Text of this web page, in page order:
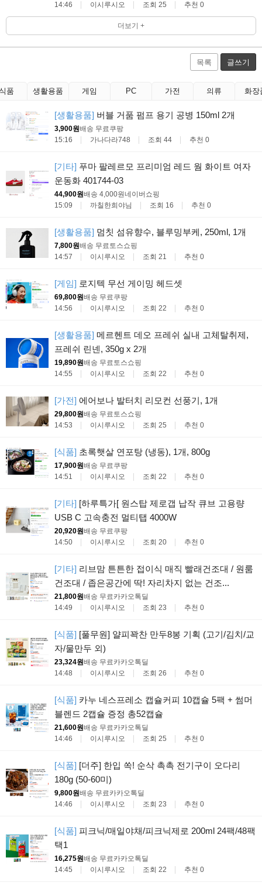
14:46
이시루시오 조회 25 추천 0
더보기 +
목록 글쓰기
품 생활용품 게임 PC 가전 의류 화장
[생활용품] 버블 거품 펌프 용기 공병 150ml 2개
3,900원배송 무료쿠팡
15:16
가나다라748 조회 44 추천 0
[기타] 푸마 팔레르모 프리미엄 레드 웜 화이트 여자
운동화 401744-03
44,900원배송 4,000원네이버쇼핑
15:09
까칠한희야님 조회 16 추천 0
[생활용품] 멈칫 섬유향수, 블루밍부케, 250ml, 1개
7,800원배송 무료토스쇼핑
14:57
이시루시오 조회 21 추천 0
[게임] 로지텍 무선 게이밍 헤드셋
69,800원배송 무료쿠팡
14:56
이시루시오 조회 22 추천 0
[생활용품] 메르헨트 데오 프레쉬 실내 고체탈취제,
프레쉬 린넨, 350g x 2개
19,890원배송 무료토스쇼핑
14:55
이시루시오 조회 22 추천 0
[가전] 에어보나 발터치 리모컨 선풍기, 1개
29,800원배송 무료토스쇼핑
14:53
이시루시오 조회 25 추천 0
[식품] 초록햇살 연포탕 (냉동), 1개, 800g
17,900원배송 무료쿠팡
14:51
이시루시오 조회 22 추천 0
[기타] [하루특가[ 원스탑 제로갭 납작 큐브 고용량
USB C 고속충전 멀티탭 4000W
20,920원배송 무료쿠팡
14:50
이시루시오 조회 20 추천 0
[기타] 리브맘 튼튼한 접이식 매직 빨래건조대 / 원룸
건조대 / 좁은공간에 딱! 자리차지 없는 건조...
21,800원배송 무료카카오톡딜
14:49
이시루시오 조회 23 추천 0
[식품] [풀무원] 얄피꽉찬 만두8봉 기획 (고기/김치/교
자/물만두 외)
23,324원배송 무료카카오톡딜
14:48
이시루시오 조회 26 추천 0
[식품] 카누 네스프레소 캡슐커피 10캡슐 5팩 + 썸머
블렌드 2캡슐 증정 총52캡슐
21,600원배송 무료카카오톡딜
14:46
이시루시오 조회 25 추천 0
[식품] [더주] 한입 쏙! 순삭 촉촉 전기구이 오다리
180g (50-60미)
9,800원배송 무료카카오톡딜
14:46
이시루시오 조회 23 추천 0
[식품] 피크닉/매일야채/피크닉제로 200ml 24팩/48팩
택1
16,275원배송 무료카카오톡딜
14:45
이시루시오 조회 22 추천 0